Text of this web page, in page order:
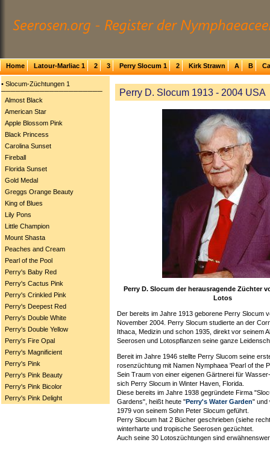
Home Latour-Marliac 1 2 3 Perry Slocum 1 2 Kirk Strawn A B
Perry D. Slocum 1913 - 2004 USA
Perry D. Slocum der herausragende Züchter
Lotos
Der bereits im Jahre 1913 geborene Perry Slocum
November 2004. Perry Slocum studierte an der
Ithaca, Medizin und schon 1935, direkt vor seinem
Seerosen und Lotospflanzen seine ganze
Bereit im Jahre 1946 stellte Perry Slucom seine
rosenzüchtung mit Namen Nymphaea 'Pearl of the
Sein Traum von einer eigenen Gärtnerei für
sich Perry Slocum in Winter Haven, Florida.
Diese bereits im Jahre 1938 gegründete Firma
Gardens", heißt heute "Perry's Water Garden" und
1979 von seinem Sohn Peter Slocum geführt.
Perry Slocum hat 2 Bücher geschrieben (siehe
winterharte und tropische Seerosen gezüchtet.
Auch seine 30 Lotoszüchtungen sind
• Slocum-Züchtungen 1
─────────────────────
Almost Black
American Star
Apple Blossom Pink
Black Princess
Carolina Sunset
Fireball
Florida Sunset
Gold Medal
Greggs Orange Beauty
King of Blues
Lily Pons
Little Champion
Mount Shasta
Peaches and Cream
Pearl of the Pool
Perry's Baby Red
Perry's Cactus Pink
Perry's Crinkled Pink
Perry's Deepest Red
Perry's Double White
Perry's Double Yellow
Perry's Fire Opal
Perry's Magnificient
Perry's Pink
Perry's Pink Beauty
Perry's Pink Bicolor
Perry's Pink Delight